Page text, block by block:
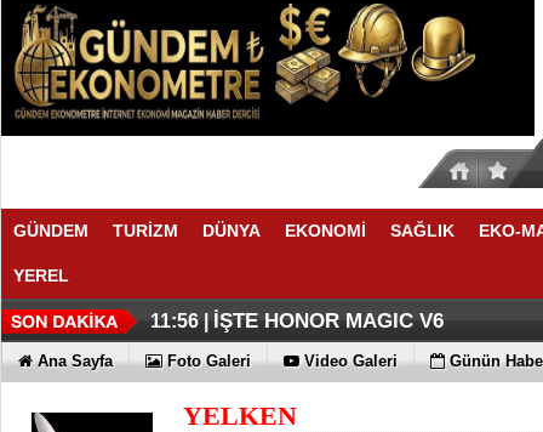
GÜNDEM TURİZM DÜNYA EKONOMİ SAĞLIK EKO-
YEREL
12:17 |THY REKOR KIRMAYI SEVİYOR
12:02 |ÖZEL FİYATLARLA GELDİLER
11:56 | İŞTE HONOR MAGIC V6
11:53 |TECNO'DA YENİLİKLER VAR
Ana Sayfa Foto Galeri Video Galeri Günün
YELKEN